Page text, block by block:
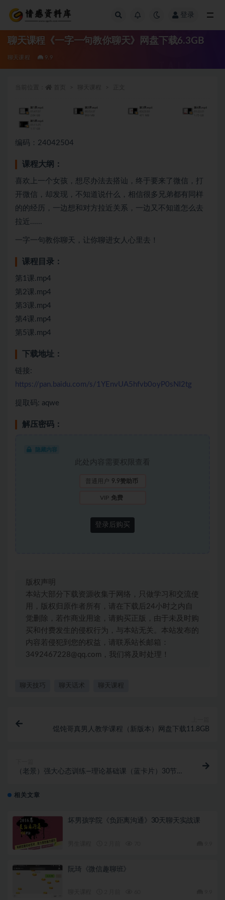
登录
聊天课程《一字一句教你聊天》网盘下载6.3GB
聊天课程 9.9
编码：24042504
课程大纲：
喜欢上一个女孩，想尽办法去搭讪，终于要来了微信，打
开微信，却发现，不知道说什么，相信很多兄弟都有同样
的的经历，一边想和对方拉近关系，一边又不知道怎么去
拉近......
一字一句教你聊天，让你聊进女人心里去！
课程目录：
第1课.mp4
第2课.mp4
第3课.mp4
第4课.mp4
第5课.mp4
下载地址：
链接:
https://pan.baidu.com/s/1YEnvUA5hfvb0oyP0sNI2tg
提取码: aqwe
解压密码：
隐藏内容
此处内容需要权限查看
普通用户 9.9赞助币
VIP 免费
登录后购买
版权声明
本站大部分下载资源收集于网络，只做学习和交流使
用，版权归原作者所有，请在下载后24小时之内自
觉删除，若作商业用途，请购买正版，由于未及时购
买和付费发生的侵权行为，与本站无关。本站发布的
内容若侵犯到您的权益，请联系站长邮箱：
3492467228@qq.com，我们将及时处理！
聊天技巧 聊天话术 聊天课程
馄饨哥真男人教学课程（新版本）网盘下载11.8GB
（老景）强大心态训练—理论基础课（蓝卡片）30节网
相关文章
坏男孩学院《负距离沟通》30天聊天实战课
阮琦《微信趣聊班》